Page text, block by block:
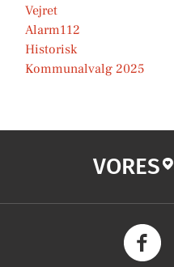
Vejret
Alarm112
Historisk
Kommunalvalg 2025
VORES